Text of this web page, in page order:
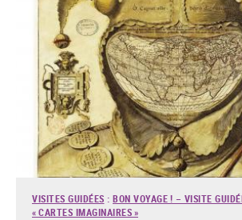
VISITES GUIDÉES : BON VOYAGE ! – VISITE
« CARTES IMAGINAIRES »